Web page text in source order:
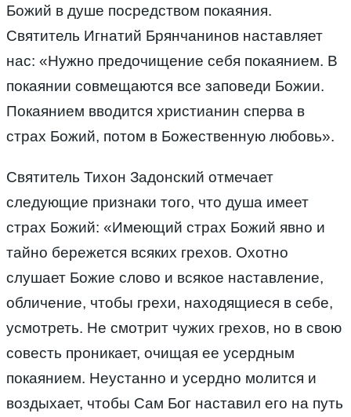
Божий в душе посредством покаяния.
Святитель Игнатий Брянчанинов наставляет
нас: «Нужно предочищение себя покаянием. В
покаянии совмещаются все заповеди Божии.
Покаянием вводится христианин сперва в
страх Божий, потом в Божественную любовь».
Святитель Тихон Задонский отмечает
следующие признаки того, что душа имеет
страх Божий: «Имеющий страх Божий явно и
тайно бережется всяких грехов. Охотно
слушает Божие слово и всякое наставление,
обличение, чтобы грехи, находящиеся в себе,
усмотреть. Не смотрит чужих грехов, но в свою
совесть проникает, очищая ее усердным
покаянием. Неустанно и усердно молится и
воздыхает, чтобы Сам Бог наставил его на путь